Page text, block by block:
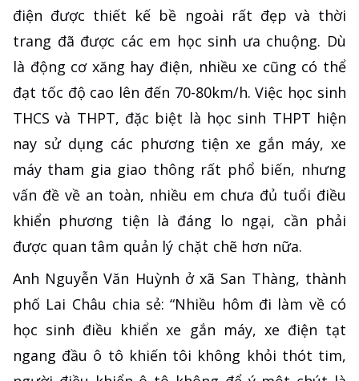
điện được thiết kế bề ngoài rất đẹp và thời
trang đã được các em học sinh ưa chuộng. Dù
là động cơ xăng hay điện, nhiều xe cũng có thể
đạt tốc độ cao lên đến 70-80km/h. Việc học sinh
THCS và THPT, đặc biệt là học sinh THPT hiện
nay sử dụng các phương tiện xe gắn máy, xe
máy tham gia giao thông rất phổ biến, nhưng
vấn đề về an toàn, nhiều em chưa đủ tuổi điều
khiển phương tiện là đáng lo ngại, cần phải
được quan tâm quản lý chặt chẽ hơn nữa.
Anh Nguyễn Văn Huỳnh ở xã San Thàng, thành
phố Lai Châu chia sẻ: “Nhiều hôm đi làm về có
học sinh điều khiển xe gắn máy, xe điện tạt
ngang đầu ô tô khiến tôi không khỏi thót tim,